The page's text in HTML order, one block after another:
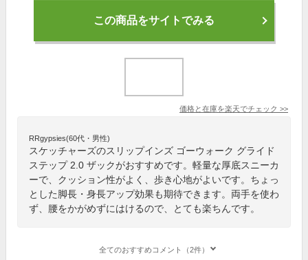
この商品をサイトでみる
価格と在庫を楽天でチェック >>
RRgypsies(60代・男性)
スケッチャーズのスリップインズ ゴーウォーク グライド
ステップ 2.0 ザックがおすすめです。軽量な厚底スニーカ
ーで、クッション性がよく、歩き心地がよいです。ちょっ
とした脚長・身長アップ効果も期待できます。両手を使わ
ず、腰をかがめずにはけるので、とても楽ちんです。
全てのおすすめコメント（2件）